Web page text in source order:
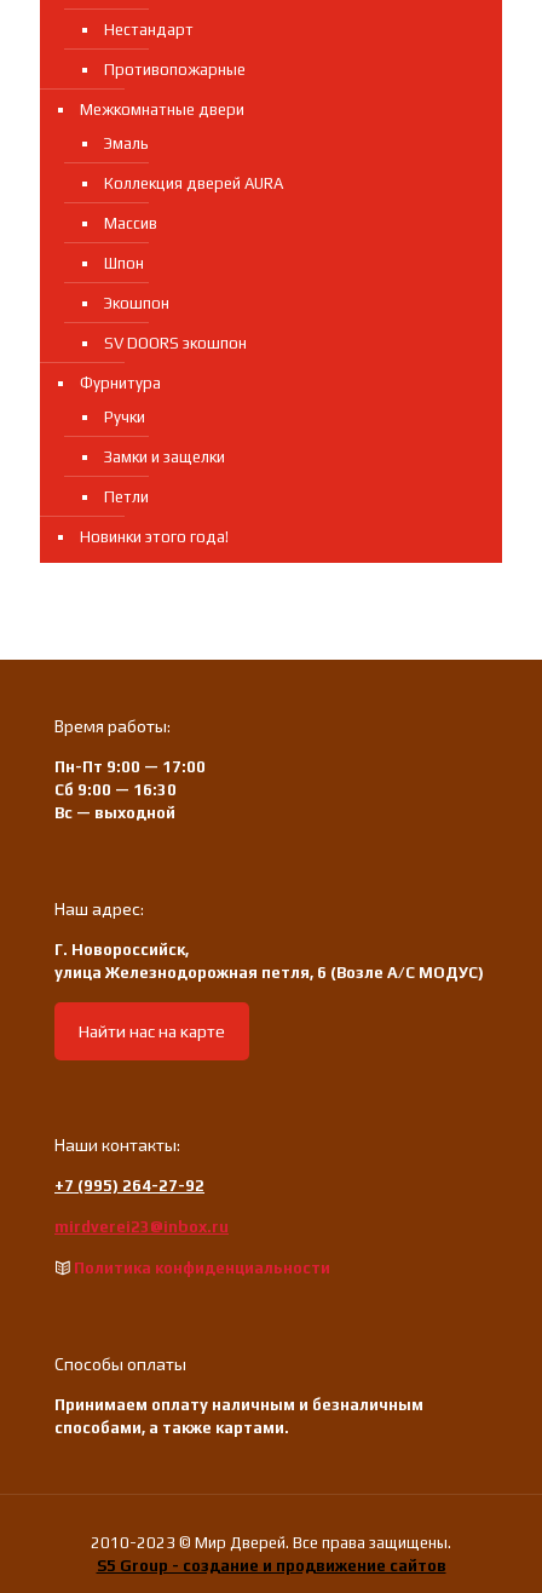
Нестандарт
Противопожарные
Межкомнатные двери
Эмаль
Коллекция дверей AURA
Массив
Шпон
Экошпон
SV DOORS экошпон
Фурнитура
Ручки
Замки и защелки
Петли
Новинки этого года!
Время работы:
Пн-Пт 9:00 — 17:00
Сб 9:00 — 16:30
Вс — выходной
Наш адрес:
Г. Новороссийск,
улица Железнодорожная петля, 6 (Возле А/С МОДУС)
Найти нас на карте
Наши контакты:
+7 (995) 264-27-92
mirdverei23@inbox.ru
Политика конфиденциальности
Способы оплаты
Принимаем оплату наличным и безналичным
способами, а также картами.
2010-2023 © Мир Дверей. Все права защищены.
S5 Group - создание и продвижение сайтов